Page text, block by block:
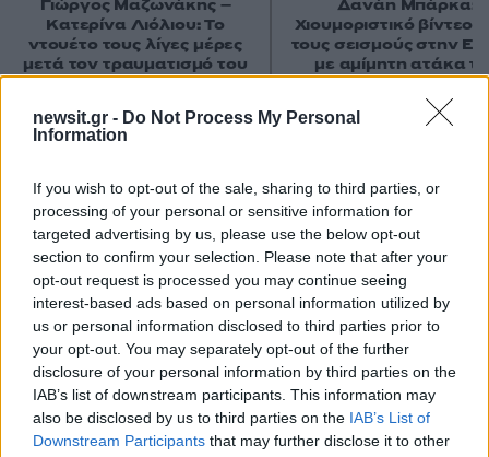
newsit.gr - Do Not Process My Personal
Information
If you wish to opt-out of the sale, sharing to third parties, or
processing of your personal or sensitive information for
targeted advertising by us, please use the below opt-out
section to confirm your selection. Please note that after your
opt-out request is processed you may continue seeing
interest-based ads based on personal information utilized by
us or personal information disclosed to third parties prior to
your opt-out. You may separately opt-out of the further
disclosure of your personal information by third parties on the
IAB’s list of downstream participants. This information may
also be disclosed by us to third parties on the IAB’s List of
Downstream Participants that may further disclose it to other
Σχολίασε εδώ
50 /50
Γιώργος Μαζωνάκης –
Κατερίνα Λιόλιου: Το
ντουέτο τους λίγες μέρες
μετά τον τραυματισμό του
τραγουδιστή
Δανάη Μπάρκα:
Χιουμοριστικό βίντεο
τους σεισμούς στην
με αμίμητη ατάκα
Κατιάνας